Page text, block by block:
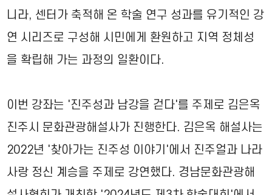
니라, 센터가 축적해 온 학술 연구 성과를 유기적인 강
연 시리즈로 구성해 시민에게 환원하고 지역 정체성
을 확립해 가는 과정의 일환이다.
이번 강좌는 '진주성과 남강을 걷다'를 주제로 김은옥
진주시 문화관광해설사가 진행한다. 김은옥 해설사는
2022년 '찾아가는 진주성 이야기'에서 진주얼과 나라
사랑 정신 계승을 주제로 강연했다. 경남문화관광해